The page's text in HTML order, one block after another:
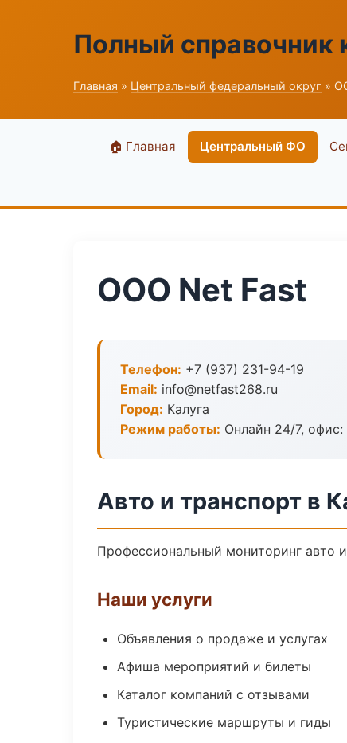
Полный справочник
Главная » Центральный федеральный округ »
🏠 Главная Центральный ФО
ООО Net Fast
Телефон: +7 (937) 231-94-19
Email: info@netfast268.ru
Город: Калуга
Режим работы: Онлайн 24/7,
Авто и транспорт в
Профессиональный мониторинг авто
Наши услуги
Объявления о продаже и услугах
Афиша мероприятий и билеты
Каталог компаний с отзывами
Туристические маршруты и гиды